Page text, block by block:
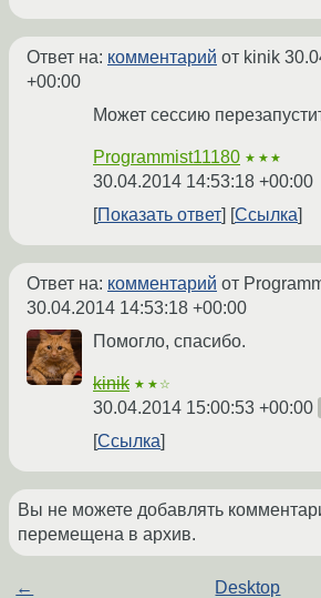
Ответ на: комментарий от kinik
+00:00
Может сессию
Programmist11180 ★★★
30.04.2014 14:53:18 +00:00
Показать ответ
Ссылка
Ответ на: комментарий от
30.04.2014 14:53:18 +00:00
Помогло, спасибо.
kinik ★★☆
30.04.2014 15:00:53 +00:00
Ссылка
Вы не можете добавлять
перемещена в архив.
← Desktop